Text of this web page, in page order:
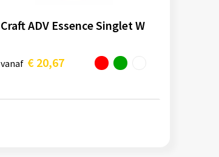
Craft ADV Essence Singlet W
vanaf € 20,67